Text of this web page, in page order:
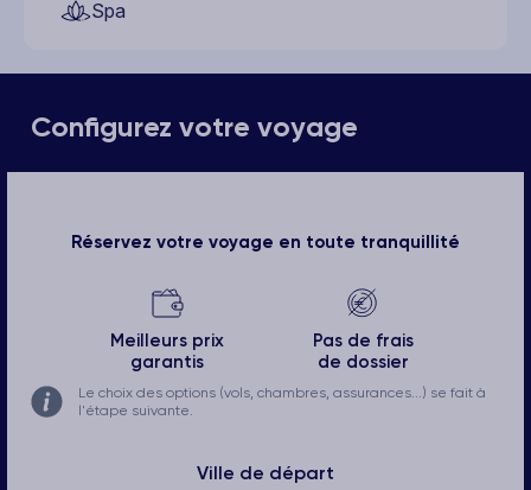
Spa
Configurez votre voyage
Réservez votre voyage en toute tranquillité
Meilleurs prix
garantis
Pas de frais
de dossier
Le choix des options (vols, chambres, assurances...) se fait à
l'étape suivante.
Ville de départ